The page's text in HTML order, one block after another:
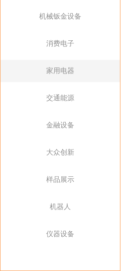
机械钣金设备
消费电子
家用电器
交通能源
金融设备
大众创新
样品展示
机器人
仪器设备